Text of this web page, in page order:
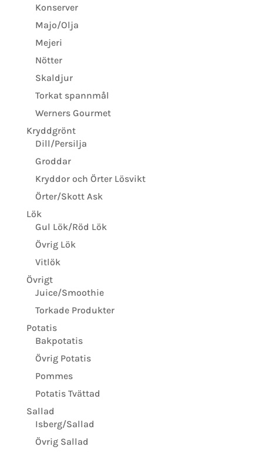
Konserver
Majo/Olja
Mejeri
Nötter
Skaldjur
Torkat spannmål
Werners Gourmet
Kryddgrönt
Dill/Persilja
Groddar
Kryddor och Örter Lösvikt
Örter/Skott Ask
Lök
Gul Lök/Röd Lök
Övrig Lök
Vitlök
Övrigt
Juice/Smoothie
Torkade Produkter
Potatis
Bakpotatis
Övrig Potatis
Pommes
Potatis Tvättad
Sallad
Isberg/Sallad
Övrig Sallad